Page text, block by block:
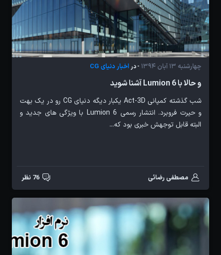
چهارشنبه 13 آبان 1394 - دراخبار دنیای CG
و حالا با Lumion 6 آشنا شوید
شب گذشته کمپانی Act-3D یکبار دیگه دنیای CG رو در یک بهت
و حیرت فروبرد. انتشار رسمی Lumion 6 با ویژگی های جدید و
البته قابل توجهش خبری بود که...
مصطفی رضائی 76 نظر